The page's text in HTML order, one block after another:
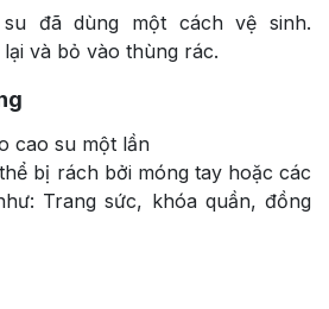
đã dùng một cách vệ sinh.
và bỏ vào thùng rác.
cao su một lần
bị rách bởi móng tay hoặc các
Trang sức, khóa quần, đồng